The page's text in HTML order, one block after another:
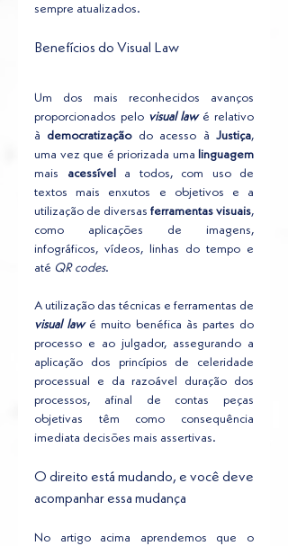
sempre atualizados.
Benefícios do Visual Law
Um dos mais reconhecidos avanços
proporcionados pelo visual law é relativo
à democratização do acesso à Justiça,
uma vez que é priorizada uma linguagem
mais
acessível
a todos, com uso de
textos mais enxutos e objetivos e a
utilização de diversas ferramentas visuais,
como aplicações de imagens,
infográficos, vídeos, linhas do tempo e
até QR codes.
visual law é muito benéfica às partes do
processo e ao julgador, assegurando a
aplicação dos princípios de celeridade
processual e da razoável duração dos
processos, afinal de contas peças
objetivas têm como consequência
imediata decisões mais assertivas.
O direito está mudando, e você deve
acompanhar essa mudança
No artigo acima aprendemos que o